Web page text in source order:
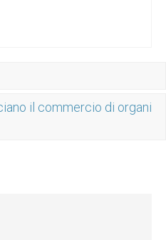
il commercio di organi